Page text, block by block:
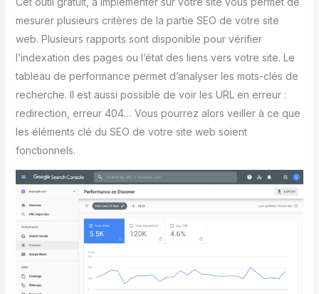
mesurer plusieurs critères de la partie SEO de votre site
web. Plusieurs rapports sont disponible pour vérifier
l’indexation des pages ou l’état des liens vers votre site. Le
tableau de performance permet d’analyser les mots-clés de
recherche. Il est aussi possible de voir les URL en erreur :
redirection, erreur 404… Vous pourrez alors veiller à ce que
les éléments clé du SEO de votre site web soient
fonctionnels.